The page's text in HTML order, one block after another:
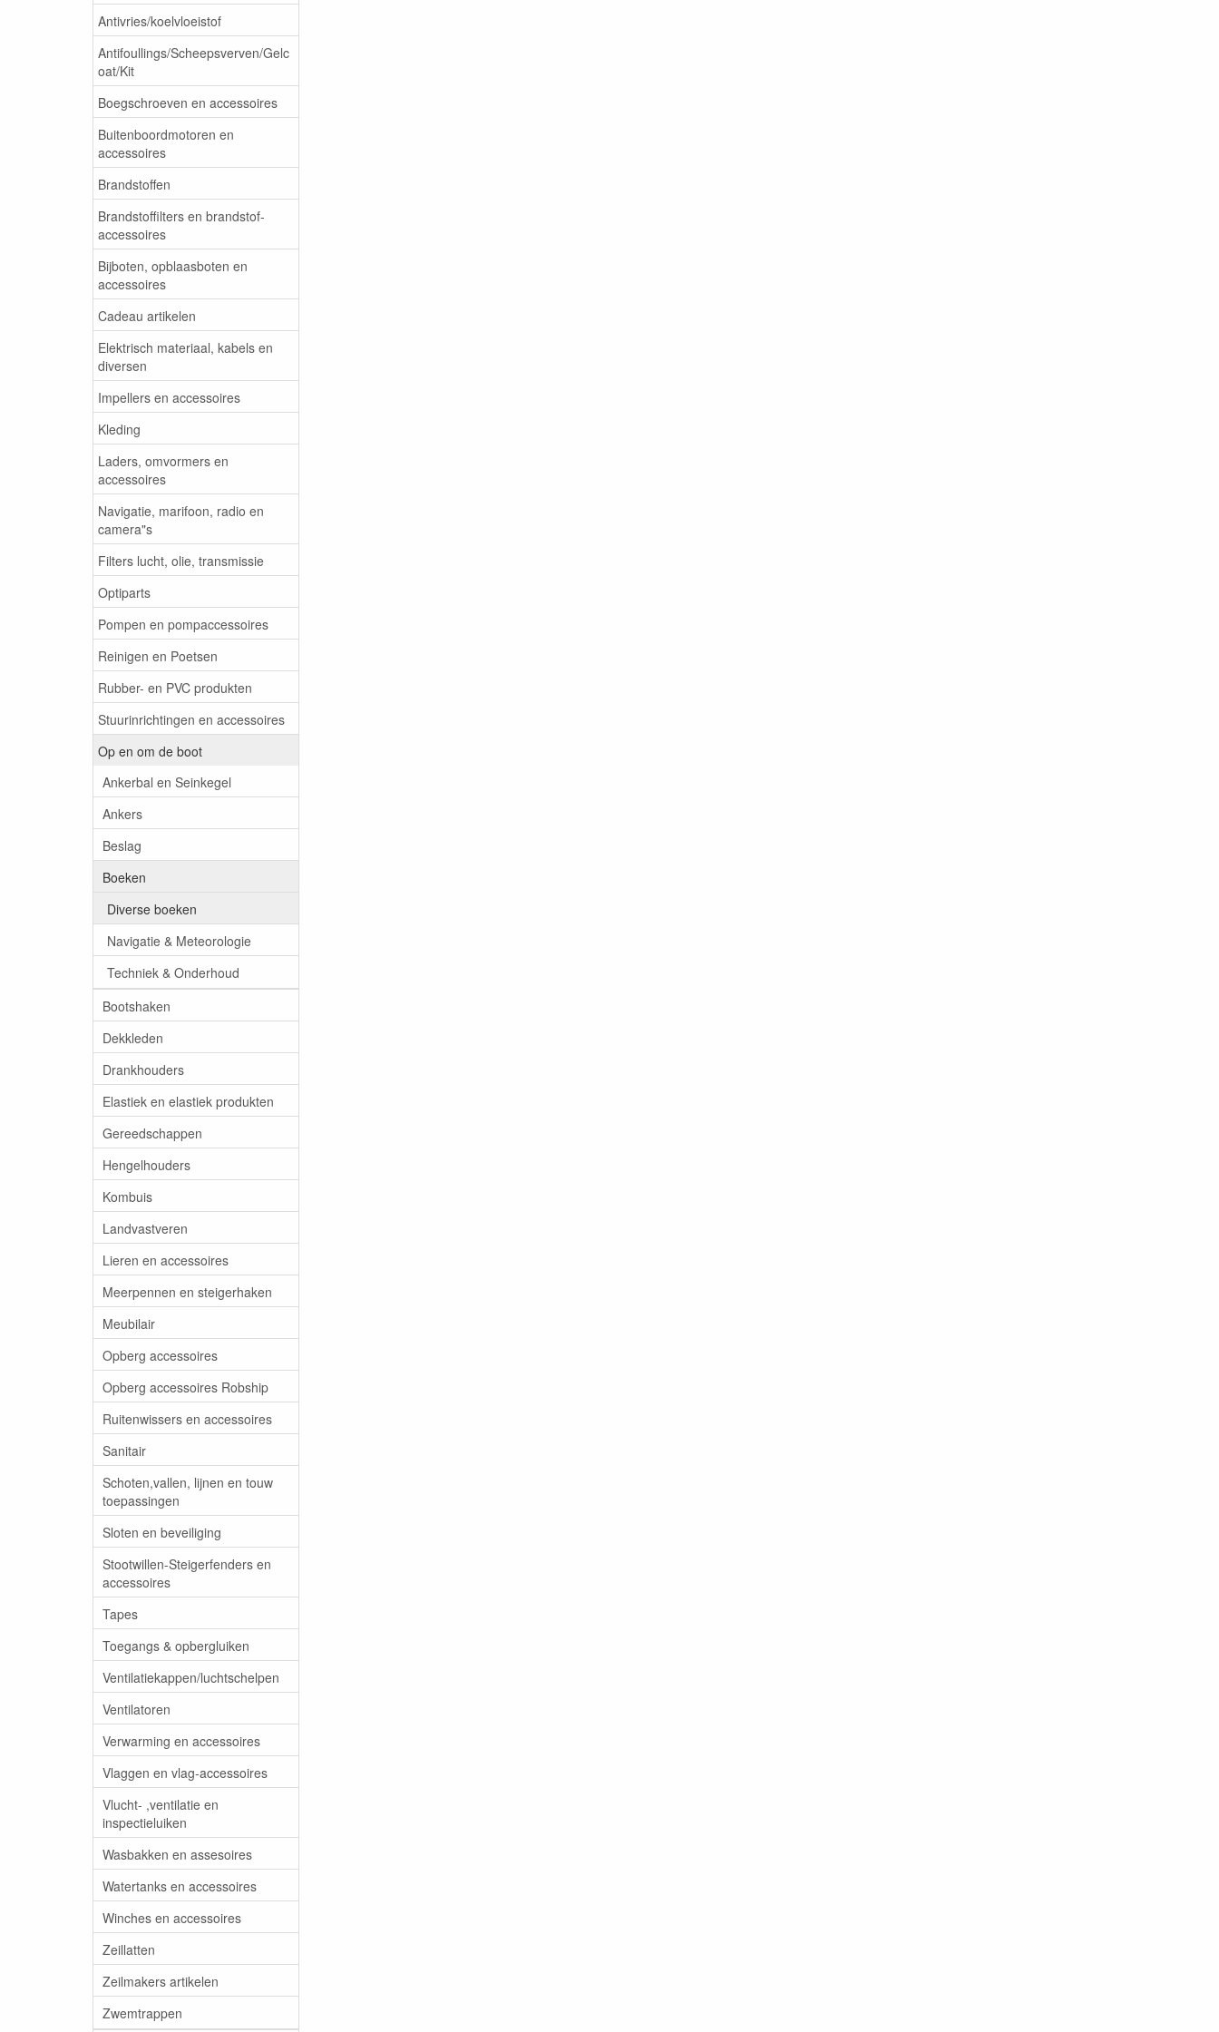
Antivries/koelvloeistof
Antifoullings/Scheepsverven/Gelc
oat/Kit
Boegschroeven en accessoires
Buitenboordmotoren en
accessoires
Brandstoffen
Brandstoffilters en brandstof-
accessoires
Bijboten, opblaasboten en
accessoires
Cadeau artikelen
Elektrisch materiaal, kabels en
diversen
Impellers en accessoires
Kleding
Laders, omvormers en
accessoires
Navigatie, marifoon, radio en
camera"s
Filters lucht, olie, transmissie
Optiparts
Pompen en pompaccessoires
Reinigen en Poetsen
Rubber- en PVC produkten
Stuurinrichtingen en accessoires
Op en om de boot
Ankerbal en Seinkegel
Ankers
Beslag
Boeken
Diverse boeken
Navigatie & Meteorologie
Techniek & Onderhoud
Bootshaken
Dekkleden
Drankhouders
Elastiek en elastiek produkten
Gereedschappen
Hengelhouders
Kombuis
Landvastveren
Lieren en accessoires
Meerpennen en steigerhaken
Meubilair
Opberg accessoires
Opberg accessoires Robship
Ruitenwissers en accessoires
Sanitair
Schoten,vallen, lijnen en touw
toepassingen
Sloten en beveiliging
Stootwillen-Steigerfenders en
accessoires
Tapes
Toegangs & opbergluiken
Ventilatiekappen/luchtschelpen
Ventilatoren
Verwarming en accessoires
Vlaggen en vlag-accessoires
Vlucht- ,ventilatie en
inspectieluiken
Wasbakken en assesoires
Watertanks en accessoires
Winches en accessoires
Zeillatten
Zeilmakers artikelen
Zwemtrappen